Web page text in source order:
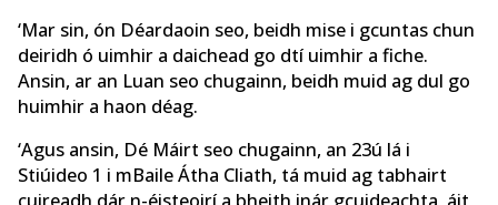
‘Mar sin, ón Déardaoin seo, beidh mise i gcuntas chun
deiridh ó uimhir a daichead go dtí uimhir a fiche.
Ansin, ar an Luan seo chugainn, beidh muid ag dul go
huimhir a haon déag.
‘Agus ansin, Dé Máirt seo chugainn, an 23ú lá i
Stiúideo 1 i mBaile Átha Cliath, tá muid ag tabhairt